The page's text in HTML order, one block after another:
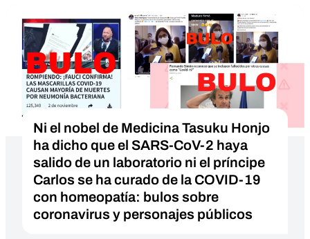
Ni el nobel de Medicina Tasuku Honjo
ha dicho que el SARS-CoV-2 haya
salido de un laboratorio ni el príncipe
Carlos se ha curado de la COVID-19
con homeopatía: bulos sobre
coronavirus y personajes públicos